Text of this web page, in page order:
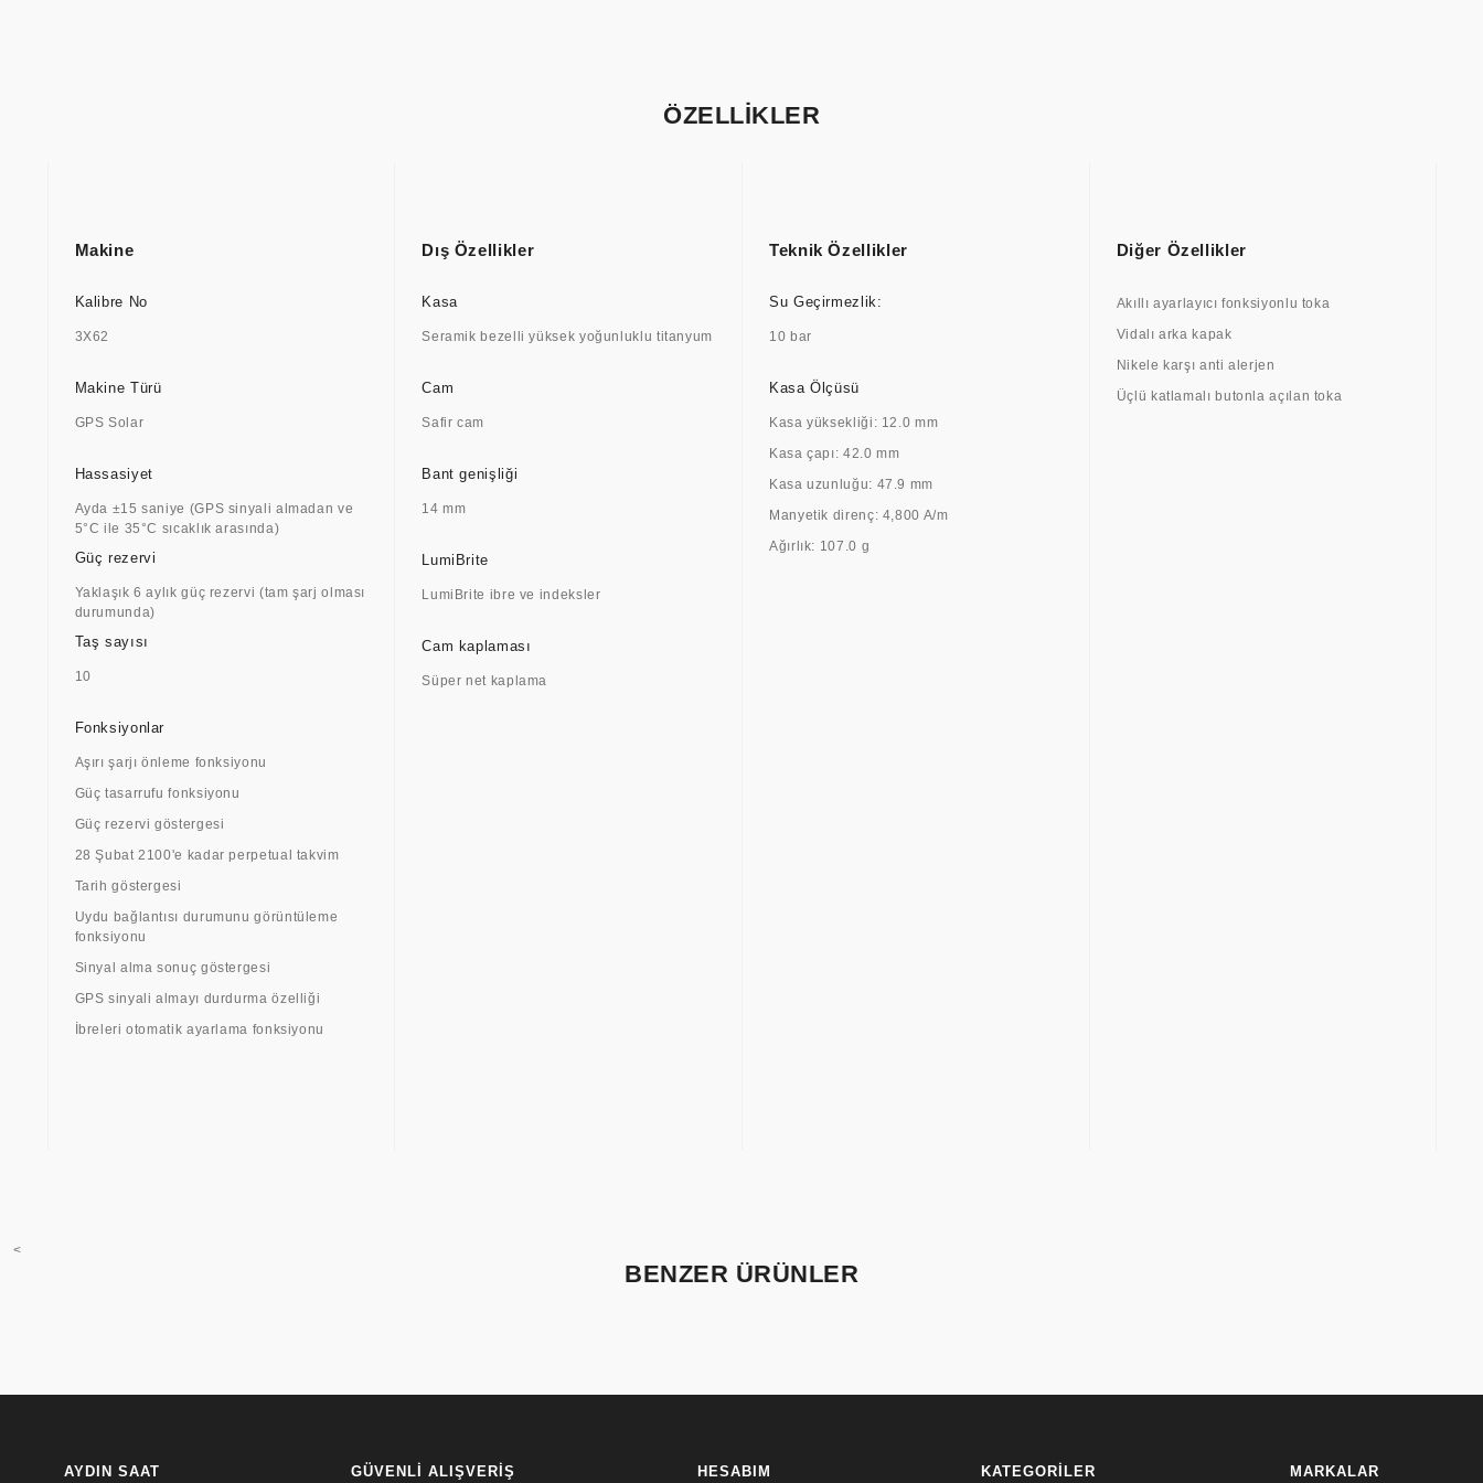
ÖZELLİKLER
Makine
Kalibre No
3X62
Makine Türü
GPS Solar
Hassasiyet
Ayda ±15 saniye (GPS sinyali almadan ve
5°C ile 35°C sıcaklık arasında)
Güç rezervi
Yaklaşık 6 aylık güç rezervi (tam şarj olması
durumunda)
Taş sayısı
10
Fonksiyonlar
Aşırı şarjı önleme fonksiyonu
Güç tasarrufu fonksiyonu
Güç rezervi göstergesi
28 Şubat 2100'e kadar perpetual takvim
Tarih göstergesi
Uydu bağlantısı durumunu görüntüleme
fonksiyonu
Sinyal alma sonuç göstergesi
GPS sinyali almayı durdurma özelliği
İbreleri otomatik ayarlama fonksiyonu
Dış Özellikler
Kasa
Seramik bezelli yüksek yoğunluklu titanyum
Cam
Safir cam
Bant genişliği
14 mm
LumiBrite
LumiBrite ibre ve indeksler
Cam kaplaması
Süper net kaplama
Teknik Özellikler
Su Geçirmezlik:
10 bar
Kasa Ölçüsü
Kasa yüksekliği: 12.0 mm
Kasa çapı: 42.0 mm
Kasa uzunluğu: 47.9 mm
Manyetik direnç: 4,800 A/m
Ağırlık: 107.0 g
Diğer Özellikler
Akıllı ayarlayıcı fonksiyonlu toka
Vidalı arka kapak
Nikele karşı anti alerjen
Üçlü katlamalı butonla açılan toka
<
BENZER ÜRÜNLER
AYDIN SAAT GÜVENLİ ALIŞVERİŞ HESABIM KATEGORİLER MARKALAR